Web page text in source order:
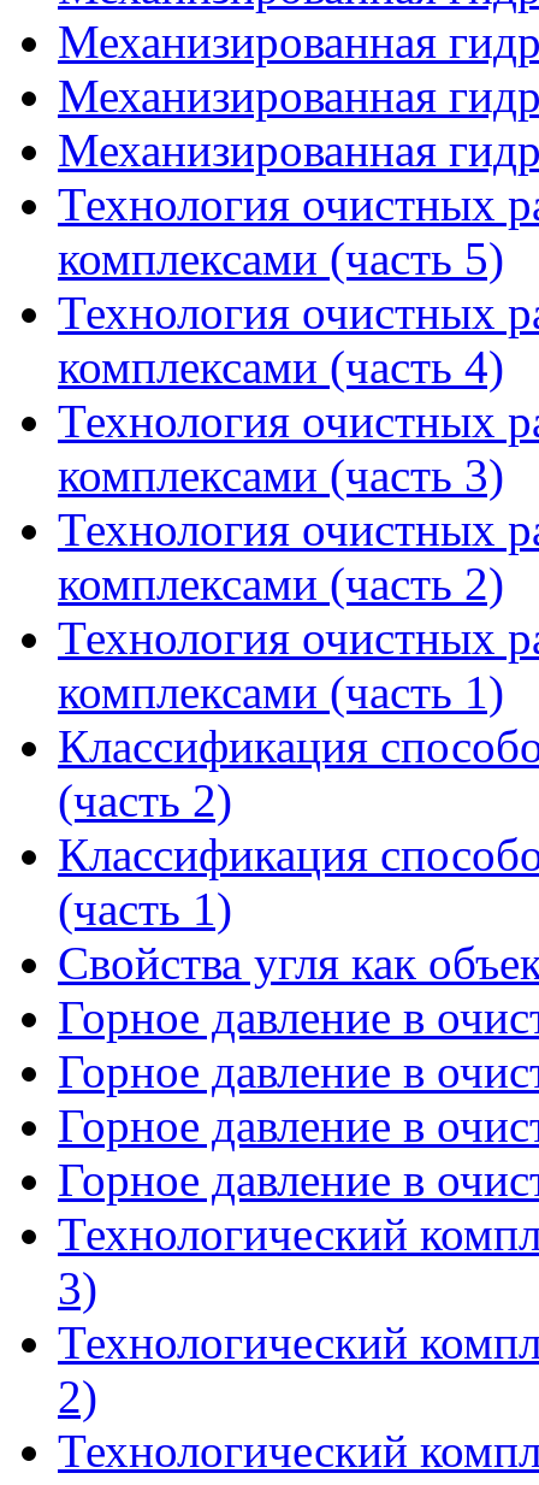
Механизированная
Механизированная
Механизированная
Технология очистных
комплексами (часть 5)
Технология очистных
комплексами (часть 4)
Технология очистных
комплексами (часть 3)
Технология очистных
комплексами (часть 2)
Технология очистных
комплексами (часть 1)
Классификация
(часть 2)
Классификация
(часть 1)
Свойства угля как
Горное давление в
Горное давление в
Горное давление в
Горное давление в
Технологический
3)
Технологический
2)
Технологический